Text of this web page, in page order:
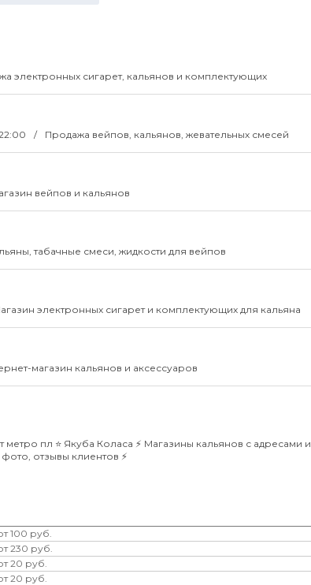
электронных сигарет, кальянов и комплектующих
Продажа вейпов, кальянов, жевательных смесей
вейпов и кальянов
табачные смеси, жидкости для вейпов
электронных сигарет и комплектующих для кальяна
магазин кальянов и аксессуаров
пл ⭐️ Якуба Коласа ⚡️ Магазины кальянов с адресами и
отзывы клиентов ⚡️
100 руб.
230 руб.
20 руб.
20 руб.